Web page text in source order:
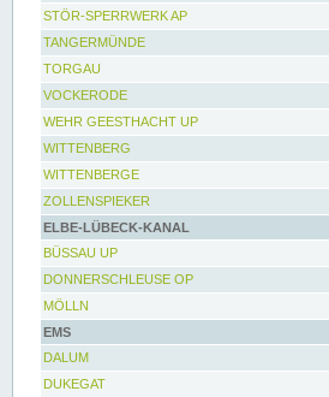
STÖR-SPERRWERK AP
TANGERMÜNDE
TORGAU
VOCKERODE
WEHR GEESTHACHT UP
WITTENBERG
WITTENBERGE
ZOLLENSPIEKER
ELBE-LÜBECK-KANAL
BÜSSAU UP
DONNERSCHLEUSE OP
MÖLLN
EMS
DALUM
DUKEGAT